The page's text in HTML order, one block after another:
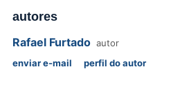
autores
Rafael Furtado autor
enviar e-mail
perfil do autor